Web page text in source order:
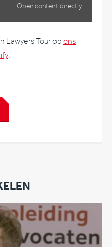
Open content directly
Lawyers Tour op ons
.